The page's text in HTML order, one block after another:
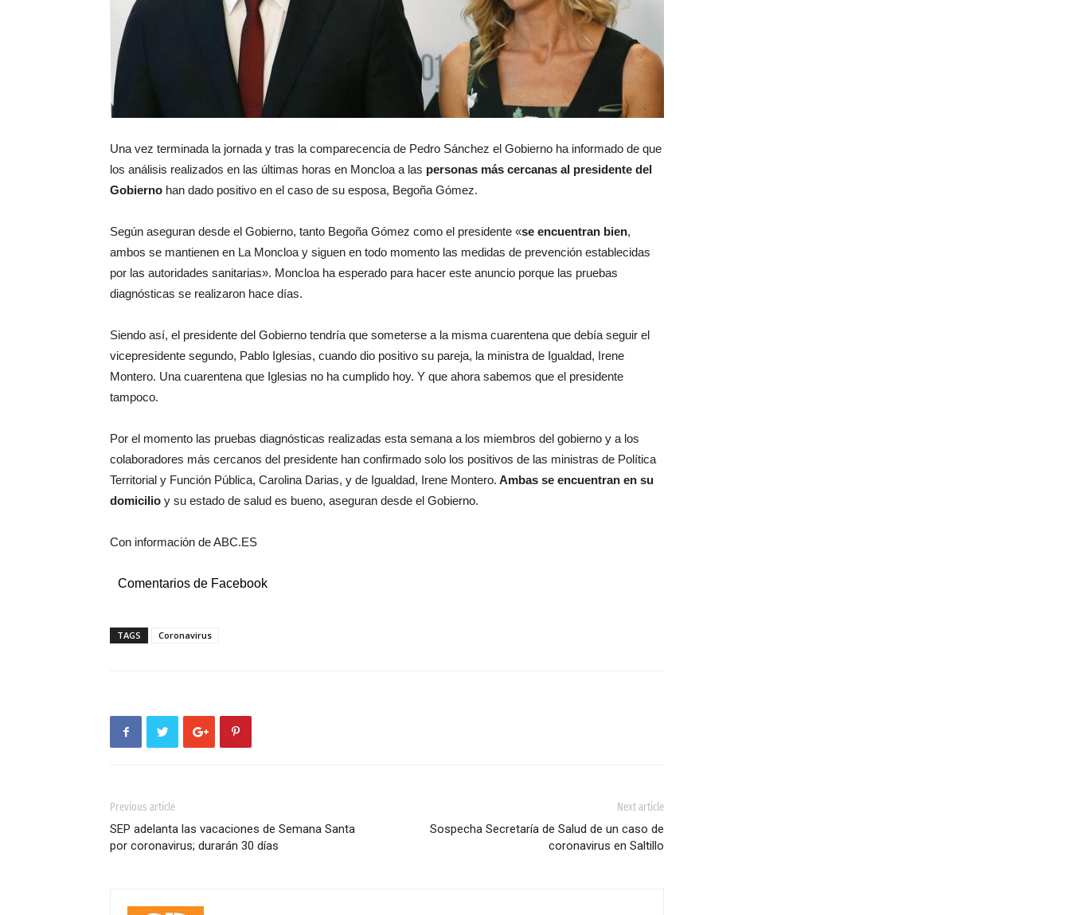
Una vez terminada la jornada y tras la comparecencia de Pedro Sánchez el Gobierno ha informado de que
los análisis realizados en las últimas horas en Moncloa a las personas más cercanas al presidente del
Gobierno han dado positivo en el caso de su esposa, Begoña Gómez.
Según aseguran desde el Gobierno, tanto Begoña Gómez como el presidente «se encuentran bien,
ambos se mantienen en La Moncloa y siguen en todo momento las medidas de prevención establecidas
por las autoridades sanitarias». Moncloa ha esperado para hacer este anuncio porque las pruebas
diagnósticas se realizaron hace días.
Siendo así, el presidente del Gobierno tendría que someterse a la misma cuarentena que debía seguir el
vicepresidente segundo, Pablo Iglesias, cuando dio positivo su pareja, la ministra de Igualdad, Irene
Montero. Una cuarentena que Iglesias no ha cumplido hoy. Y que ahora sabemos que el presidente
tampoco.
Por el momento las pruebas diagnósticas realizadas esta semana a los miembros del gobierno y a los
colaboradores más cercanos del presidente han confirmado solo los positivos de las ministras de Política
Territorial y Función Pública, Carolina Darias, y de Igualdad, Irene Montero. Ambas se encuentran en su
domicilio y su estado de salud es bueno, aseguran desde el Gobierno.
Con información de ABC.ES
Comentarios de Facebook
TAGS Coronavirus
Previous article
SEP adelanta las vacaciones de Semana Santa
por coronavirus; durarán 30 días
Next article
Sospecha Secretaría de Salud de un caso de
coronavirus en Saltillo